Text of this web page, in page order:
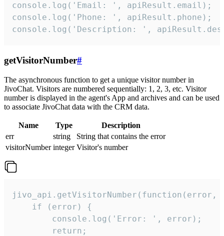
console.log('Email: ', apiResult.email);
console.log('Phone: ', apiResult.phone);
console.log('Description: ',
getVisitorNumber#
The asynchronous function to get a unique visitor number in
JivoChat. Visitors are numbered sequentially: 1, 2, 3, etc. Visitor
number is displayed in the agent's App and archives and can be used
to associate JivoChat data with the CRM data.
Name Type
Description
err
string
String that contains the error
visitorNumber integer Visitor's number
jivo_api.getVisitorNumber(function(error,
    if (error) {
        console.log('Error: ', error);
        return;